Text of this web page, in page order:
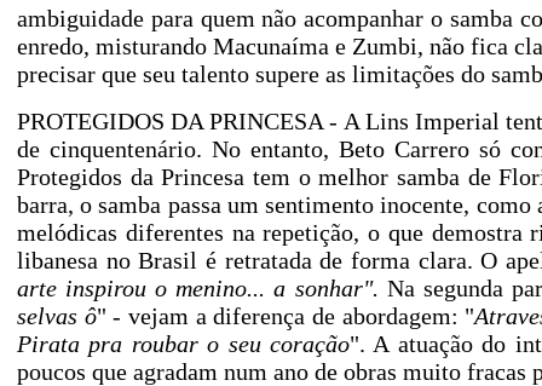
ambiguidade para quem não acompanhar o samba
enredo, misturando Macunaíma e Zumbi, não fica
precisar que seu talento supere as limitações do
PROTEGIDOS DA PRINCESA - A Lins Imperial
de cinquentenário. No entanto, Beto Carrero só
Protegidos da Princesa tem o melhor samba de
barra, o samba passa um sentimento inocente,
melódicas diferentes na repetição, o que
libanesa no Brasil é retratada de forma clara. O
arte inspirou o menino... a sonhar". Na segunda
selvas ô" - vejam a diferença de abordagem: "
Pirata pra roubar o seu coração". A atuação do
poucos que agradam num ano de obras muito